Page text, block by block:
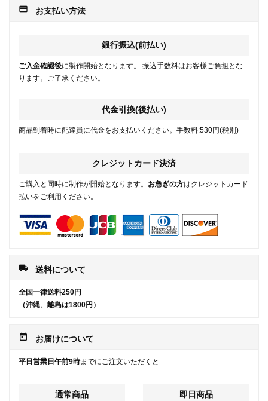
payment お支払い方法
銀行振込(前払い)
ご入金確認後に製作開始となります。 振込手数料はお客様ご負担とな
ります。ご了承ください。
代金引換(後払い)
商品到着時に配達員に代金をお支払いください。手数料:530円(税別)
クレジットカード決済
ご購入と同時に制作が開始となります。 お急ぎの方はクレジットカード
払いをご利用ください。
local_shipping 送料について
全国一律送料250円
（沖縄、離島は1800円）
today お届けについて
平日営業日午前9時までにご注文いただくと
通常商品 即日商品